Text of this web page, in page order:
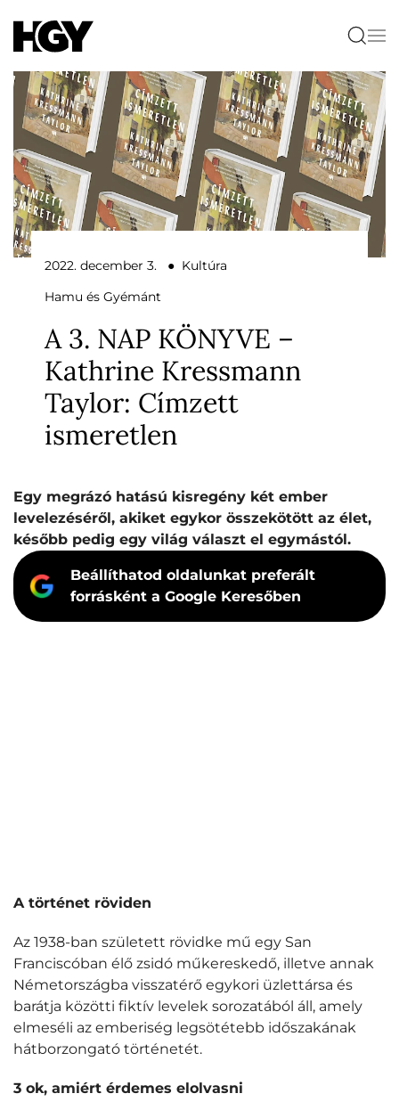
2022. december 3. ● Kultúra
Hamu és Gyémánt
A 3. NAP KÖNYVE –
Kathrine Kressmann
Taylor: Címzett
ismeretlen
Egy megrázó hatású kisregény két ember
levelezéséről, akiket egykor összekötött az élet,
később pedig egy világ választ el egymástól.
Beállíthatod oldalunkat preferált
forrásként a Google Keresőben
A történet röviden
Az 1938-ban született rövidke mű egy San
Franciscóban élő zsidó műkereskedő, illetve annak
Németországba visszatérő egykori üzlettársa és
barátja közötti fiktív levelek sorozatából áll, amely
elmeséli az emberiség legsötétebb időszakának
hátborzongató történetét.
3 ok, amiért érdemes elolvasni